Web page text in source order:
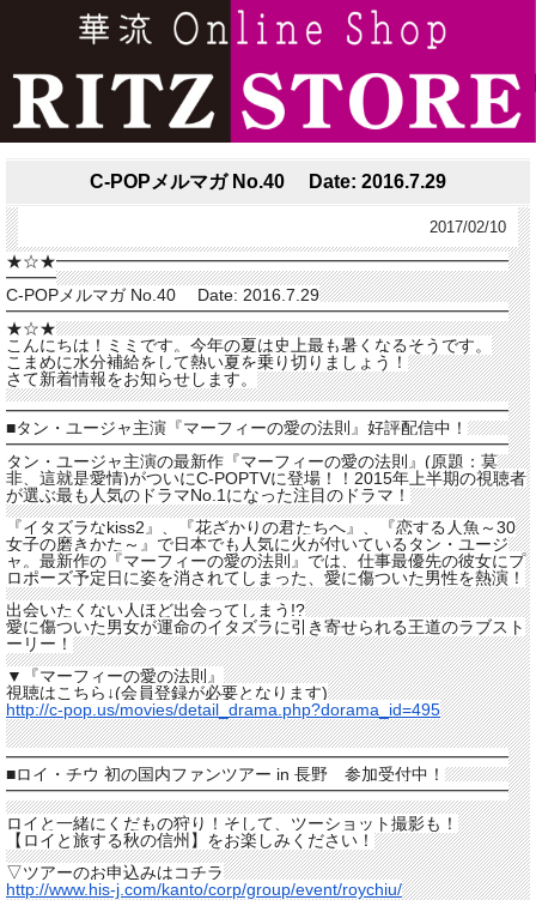
C-POPメルマガ No.40 Date: 2016.7.29
2017/02/10
★☆★━━━━━━━━━━━━━━━━━━━━━━━━━━━
━━━
C-POP メルマガ No 40 Date: 2016.7.29
━━━━━━━━━━━━━━━━━━━━━━━━━━━━━━
★☆★
こんにちは！ミミです。今年の夏は史上最も暑くなるそうです。
こまめに水分補給をして熱い夏を乗り切りましょう！
さて新着情報をお知らせします。
━━━━━━━━━━━━━━━━━━━━━━━━━━━━━━
■タン・ユージャ主演『マーフィーの愛の法則』好評配信中！
━━━━━━━━━━━━━━━━━━━━━━━━━━━━━━
タン・ユージャ主演の最新作『マーフィーの愛の法則』(原題： 莫
非、這就是愛情)がついにC-POPTVに登場！！ 2015年上半期の視聴者
が選ぶ最も人気のドラマNo 1になった注目のドラマ！
『イタズラなkiss2』、『花ざかりの君たちへ』、『恋する人魚～30
女子の磨きかた～』 で日本でも人気に火が付いているタン・ユージ
ャ。最新作の『マーフィーの愛の法則』では、 仕事最優先の彼女にプ
ロポーズ予定日に姿を消されてしまった、 愛に傷ついた男性を熱演！
出会いたくない人ほど出会ってしまう!?
愛に傷ついた男女が運命のイタズラに引き寄せられる王道のラブス ト
ーリー！
▼『マーフィーの愛の法則』
視聴はこちら↓(会員登録が必要となります)
http://c-pop .us/movies/detail_ drama.php?dorama_id=495
━━━━━━━━━━━━━━━━━━━━━━━━━━━━━━
■ロイ・チウ 初の国内ファンツアー in 長野 参加受付中！
━━━━━━━━━━━━━━━━━━━━━━━━━━━━━━
ロイと一緒にくだもの狩り！そして、ツーショット撮影も！
【ロイと旅する秋の信州】をお楽しみください！
▽ツアーのお申込みはコチラ
http://www.his-j.com/kanto/corp/group/event/roychiu/